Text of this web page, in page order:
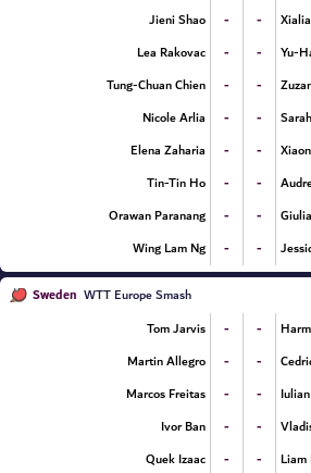
Jieni Shao
- -
Lea Rakovac
- -
Yu-
Tung-Chuan Chien
- -
Nicole Arlia
- -
Elena Zaharia
- -
Tin-Tin Ho
- -
Orawan Paranang
- -
Wing Lam Ng
- -
Sweden WTT Europe Smash
Tom Jarvis
- -
Martin Allegro
- -
Marcos Freitas
- -
Ivor Ban
- -
Quek Izaac
- -